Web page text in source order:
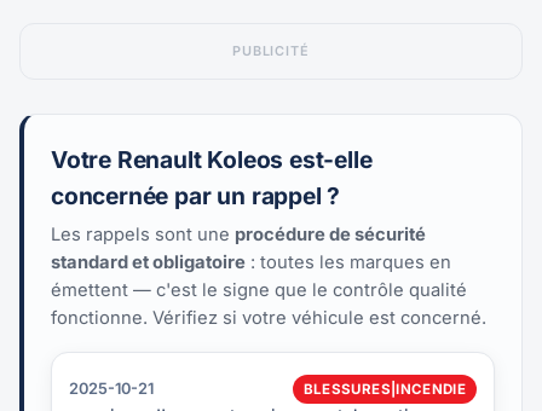
PUBLICITÉ
Votre Renault Koleos est-elle
concernée par un rappel ?
Les rappels sont une procédure de sécurité
standard et obligatoire : toutes les marques en
émettent — c'est le signe que le contrôle qualité
fonctionne. Vérifiez si votre véhicule est concerné.
2025-10-21 BLESSURES|INCENDIE